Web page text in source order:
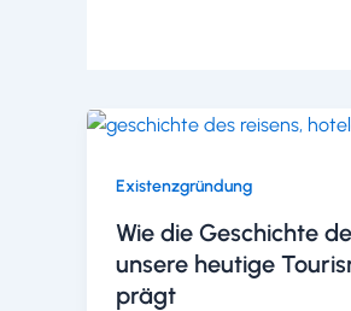
Existenzgründung
Wie die Geschichte
unsere heutige
prägt